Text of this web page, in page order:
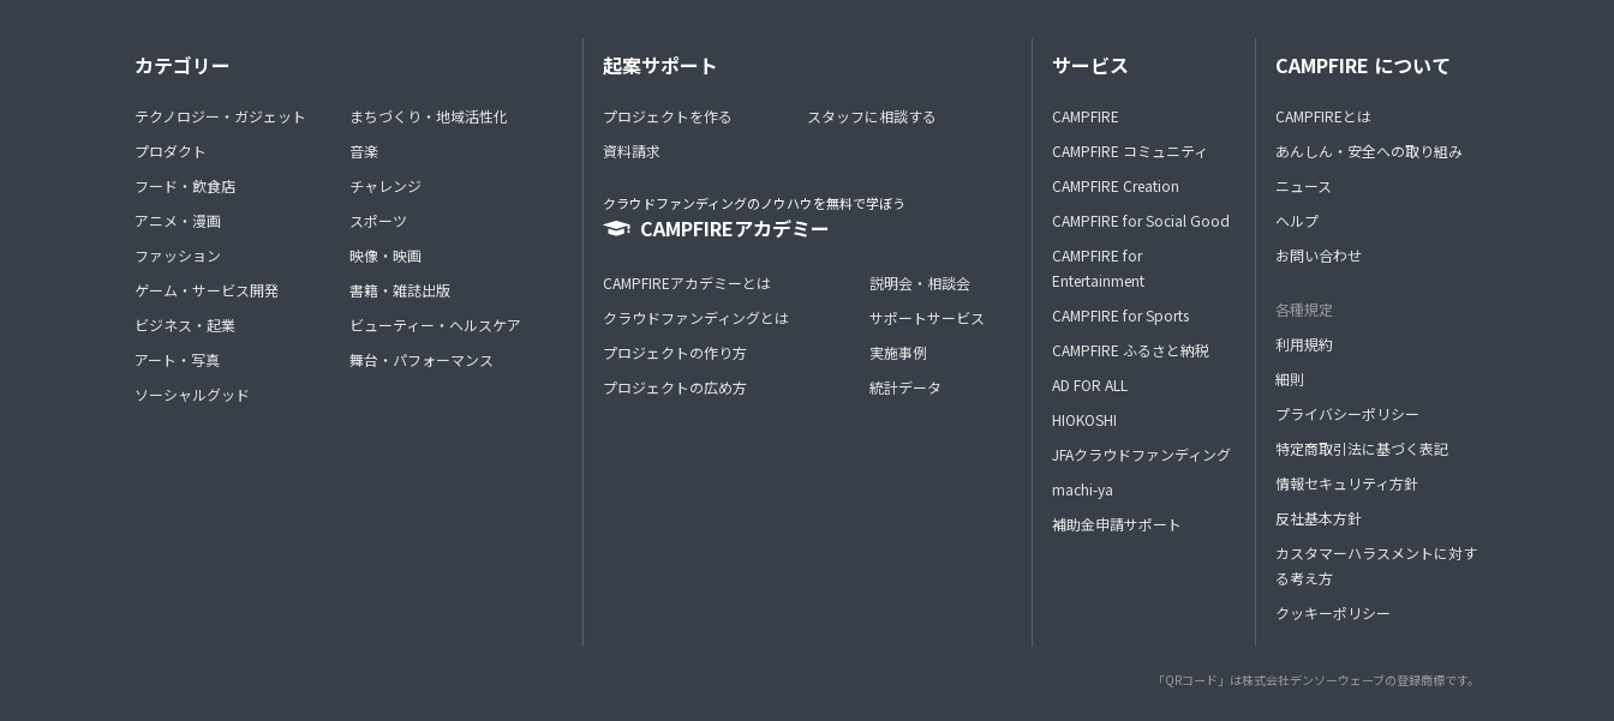
カテゴリー
テクノロジー・ガジェット
プロダクト
フード・飲食店
アニメ・漫画
ファッション
ゲーム・サービス開発
ビジネス・起業
アート・写真
ソーシャルグッド
まちづくり・地域活性化
音楽
チャレンジ
スポーツ
映像・映画
書籍・雑誌出版
ビューティー・ヘルスケア
舞台・パフォーマンス
起案サポート
プロジェクトを作る
資料請求
スタッフに相談する
クラウドファンディングのノウハウを無料で学ぼう
CAMPFIREアカデミー
CAMPFIREアカデミーとは
クラウドファンディングとは
プロジェクトの作り方
プロジェクトの広め方
説明会・相談会
サポートサービス
実施事例
統計データ
サービス
CAMPFIRE
CAMPFIRE コミュニティ
CAMPFIRE Creation
CAMPFIRE for Social Good
CAMPFIRE for
Entertainment
CAMPFIRE for Sports
CAMPFIRE ふるさと納税
AD FOR ALL
HIOKOSHI
JFAクラウドファンディング
machi-ya
補助金申請サポート
CAMPFIRE について
CAMPFIREとは
あんしん・安全への取り組み
ニュース
ヘルプ
お問い合わせ
各種規定
利用規約
細則
プライバシーポリシー
特定商取引法に基づく表記
情報セキュリティ方針
反社基本方針
カスタマーハラスメントに対す
る考え方
クッキーポリシー
「QRコード」は株式会社デンソーウェーブの登録商標です。